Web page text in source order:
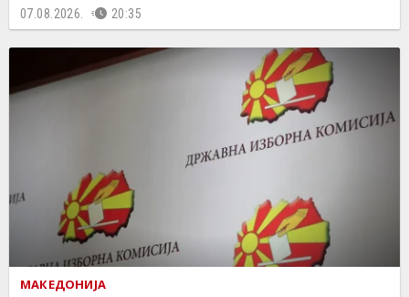
07.08.2026. 20:35
МАКЕДОНИЈА